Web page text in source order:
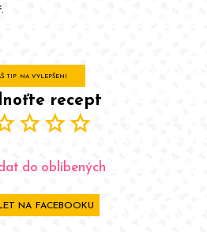
TIP NA VYLEPŠENÍ
recept
starstarstar
do oblíbených
NA FACEBOOKU